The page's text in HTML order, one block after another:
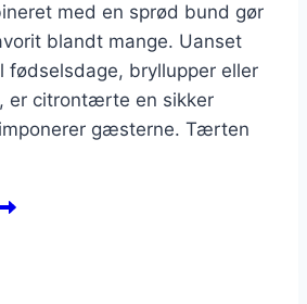
med en sprød bund gør
blandt mange. Uanset
fødselsdage, bryllupper eller
er citrontærte en sikker
gæsterne. Tærten